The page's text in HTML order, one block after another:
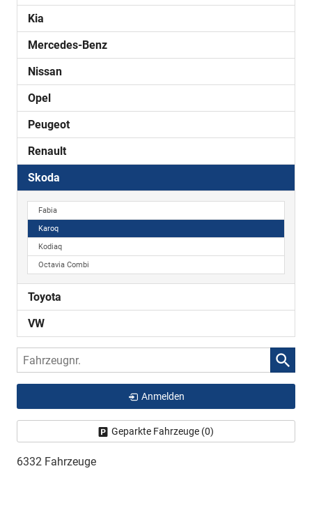
Kia
Mercedes-Benz
Nissan
Opel
Peugeot
Renault
Skoda
Fabia
Karoq
Kodiaq
Octavia Combi
Toyota
VW
Fahrzeugnr.
Anmelden
Geparkte Fahrzeuge (0)
6332 Fahrzeuge